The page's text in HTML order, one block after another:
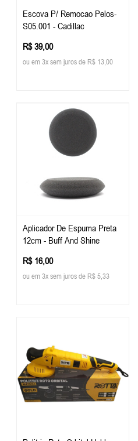
Escova P/ Remocao Pelos-
S05.001 - Cadillac
R$ 39,00
ou em 3x sem juros de R$ 13,00
Aplicador De Espuma Preta
12cm - Buff And Shine
R$ 16,00
ou em 3x sem juros de R$ 5,33